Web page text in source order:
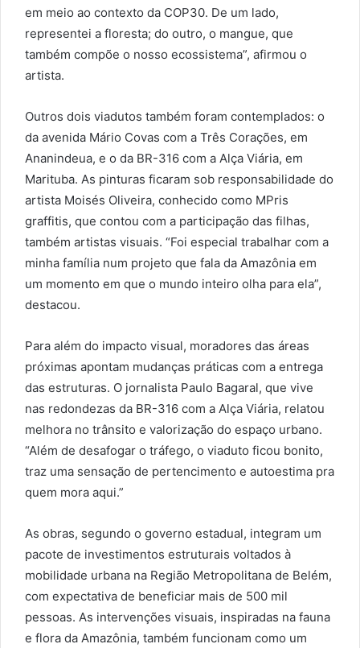
em meio ao contexto da COP30. De um lado,
representei a floresta; do outro, o mangue, que
também compõe o nosso ecossistema”, afirmou o
artista.
Outros dois viadutos também foram contemplados: o
da avenida Mário Covas com a Três Corações, em
Ananindeua, e o da BR-316 com a Alça Viária, em
Marituba. As pinturas ficaram sob responsabilidade do
artista Moisés Oliveira, conhecido como MPris
graffitis, que contou com a participação das filhas,
também artistas visuais. “Foi especial trabalhar com a
minha família num projeto que fala da Amazônia em
um momento em que o mundo inteiro olha para ela”,
destacou.
Para além do impacto visual, moradores das áreas
próximas apontam mudanças práticas com a entrega
das estruturas. O jornalista Paulo Bagaral, que vive
nas redondezas da BR-316 com a Alça Viária, relatou
melhora no trânsito e valorização do espaço urbano.
“Além de desafogar o tráfego, o viaduto ficou bonito,
traz uma sensação de pertencimento e autoestima pra
quem mora aqui.”
As obras, segundo o governo estadual, integram um
pacote de investimentos estruturais voltados à
mobilidade urbana na Região Metropolitana de Belém,
com expectativa de beneficiar mais de 500 mil
pessoas. As intervenções visuais, inspiradas na fauna
e flora da Amazônia, também funcionam como um